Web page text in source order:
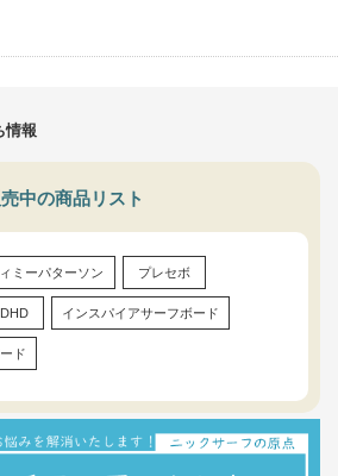
情報
中の商品リスト
ミーパターソン プレセボ
DHD インスパイアサーフボード
ド